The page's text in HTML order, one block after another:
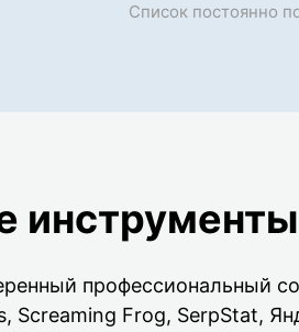
Список постоянно
профессиональный
Screaming Frog, SerpStat,